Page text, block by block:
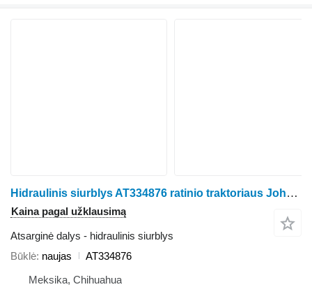
Hidraulinis siurblys AT334876 ratinio traktoriaus John Deere 410G
Kaina pagal užklausimą
Atsarginė dalys - hidraulinis siurblys
Būklė naujas
AT334876
Meksika, Chihuahua